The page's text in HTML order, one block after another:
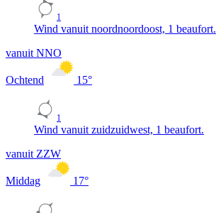
1
Wind vanuit noordnoordoost, 1 beaufort.
vanuit NNO
Ochtend 15°
1
Wind vanuit zuidzuidwest, 1 beaufort.
vanuit ZZW
Middag 17°